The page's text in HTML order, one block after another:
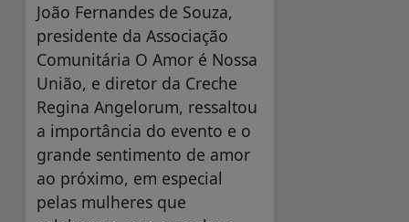
João Fernandes de Souza,
presidente da Associação
Comunitária O Amor é Nossa
União, e diretor da Creche
Regina Angelorum, ressaltou
a importância do evento e o
grande sentimento de amor
ao próximo, em especial
pelas mulheres que